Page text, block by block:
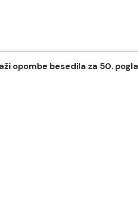
opombe besedila za 50.